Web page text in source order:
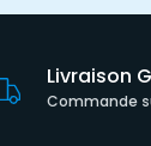
Livraison
Commande